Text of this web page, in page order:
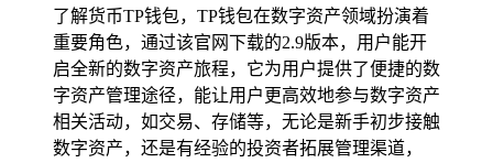
了解货币TP钱包，TP钱包在数字资产领域扮演着
重要角色，通过该官网下载的2.9版本，用户能开
启全新的数字资产旅程，它为用户提供了便捷的数
字资产管理途径，能让用户更高效地参与数字资产
相关活动，如交易、存储等，无论是新手初步接触
数字资产，还是有经验的投资者拓展管理渠道，